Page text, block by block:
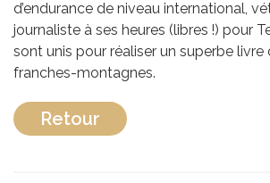
d’endurance de niveau international,
journaliste à ses heures (libres !) pour
sont unis pour réaliser un superbe livre
franches-montagnes.
Retour